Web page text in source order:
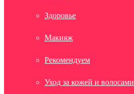
Здоровье
Макияж
Рекомендуем
Уход за кожей и волосами